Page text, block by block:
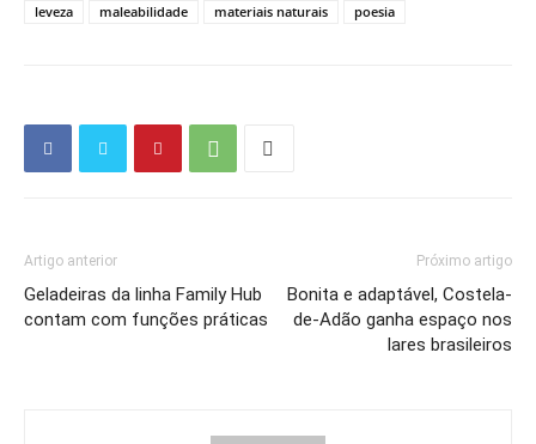
leveza maleabilidade materiais naturais poesia
Artigo anterior
Geladeiras da linha Family Hub
contam com funções práticas
Próximo artigo
Bonita e adaptável, Costela-
de-Adão ganha espaço nos
lares brasileiros